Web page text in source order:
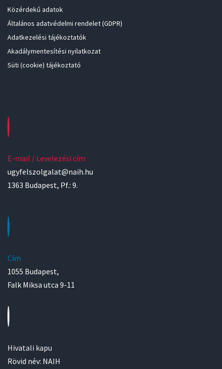
Közérdekű adatok
Általános adatvédelmi rendelet (GDPR)
Adatkezelési tájékoztatók
Akadálymentesítési nyilatkozat
Süti (cookie) tájékoztató
E-mail / Levelezési cím
ugyfelszolgalat@naih.hu
1363 Budapest, Pf.: 9.
Cím
1055 Budapest,
Falk Miksa utca 9-11
Hivatali kapu
Rövid név: NAIH